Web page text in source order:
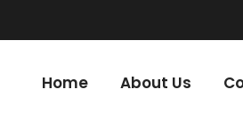
Home About Us